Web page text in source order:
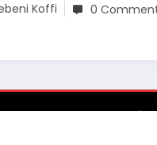
Koffi 0
Environnement Grands